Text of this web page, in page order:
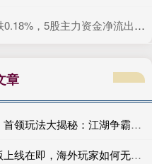
，5股主力资金净流出超千万元
章
全赢随配 《武林外传十年之约》首领玩法大揭秘：江湖争霸，谁与争锋！
配查网 《魔兽世界》周年纪念版上线在即，海外玩家如何无卡顿低延迟畅玩？